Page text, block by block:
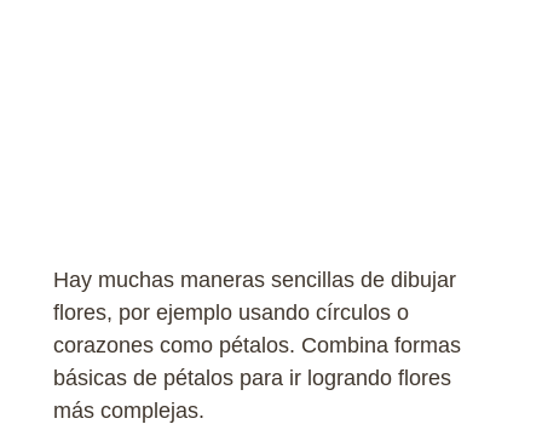
Hay muchas maneras sencillas de dibujar
flores, por ejemplo usando círculos o
corazones como pétalos. Combina formas
básicas de pétalos para ir logrando flores
más complejas.